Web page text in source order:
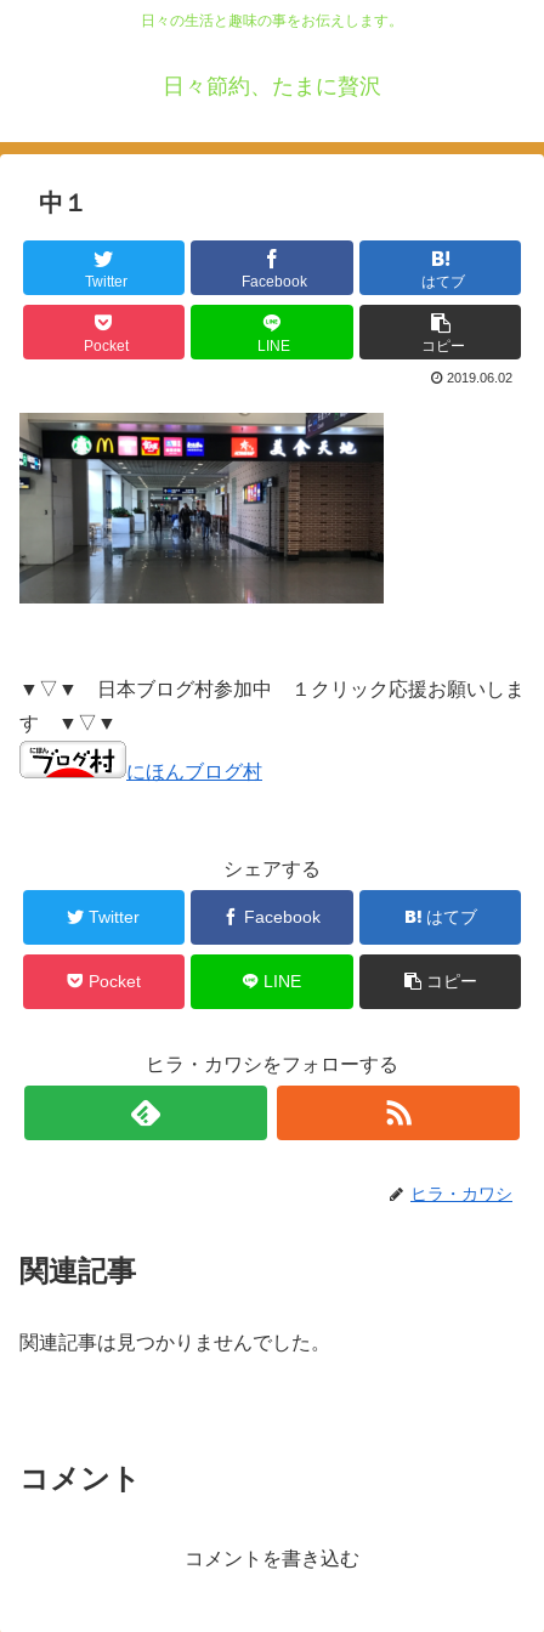
日々の生活と趣味の事をお伝えします。
日々節約、たまに贅沢
中１
Twitter Facebook はてブ
Pocket LINE コピー
2019.06.02
▼▽▼ 日本ブログ村参加中 １クリック応援お願いしま
す ▼▽▼
にほんブログ村
シェアする
Twitter Facebook はてブ
Pocket LINE コピー
ヒラ・カワシをフォローする
ヒラ・カワシ
関連記事
関連記事は見つかりませんでした。
コメント
コメントを書き込む